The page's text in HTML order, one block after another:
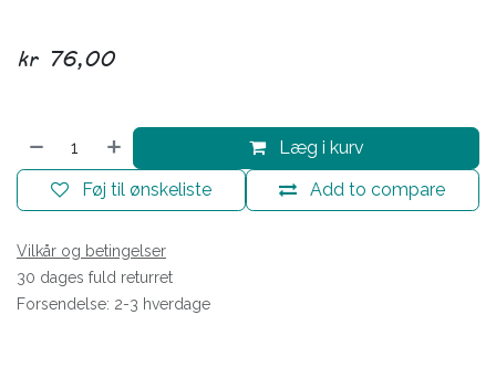
kr 76,00
Læg i kurv
Add to compare
Føj til ønskeliste
Vilkår og betingelser
30 dages fuld returret
Forsendelse: 2-3 hverdage